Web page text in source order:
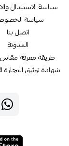
سياسة الاستبدال
سياسة
اتصل بنا
المدونة
طريقة معرفة مقاس
شهادة توثيق التجارة